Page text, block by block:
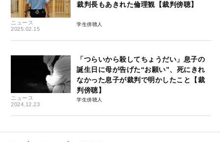
ニュース
2025.02.15
裁判長もあきれた倫理観【裁判傍聴】
学生傍聴人
ニュース
2024.12.23
「つらいから殺してちょうだい」息子の
誕生日に母が告げた“お願い”、死にきれ
なかった息子が裁判で明かしたこと【裁
判傍聴】
学生傍聴人